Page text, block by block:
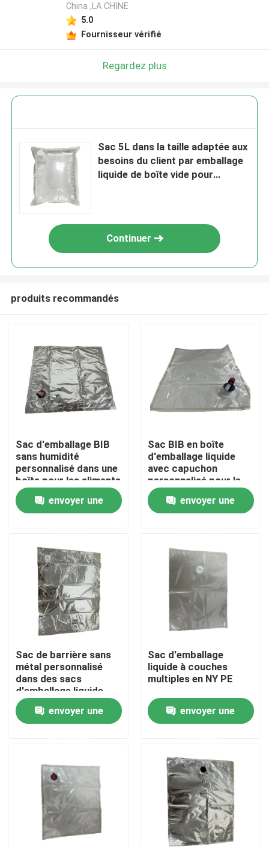
Maison
Au sujet de nous
Visite d'usine
Contrôle de qualité
Contactez-nous
Nouvelles
Poches d'emballage alimentaire
Pochette d'emballage de bec
China ,LA CHINE
5.0
Fournisseur vérifié
Regardez plus
Sac 5L dans la taille adaptée aux
besoins du client par emballage
liquide de boîte vide pour
Continuer
produits recommandés
Sac d'emballage BIB
sans humidité
personnalisé dans une
boîte pour les aliments
liquides
envoyer une
Sac BIB en boîte
d'emballage liquide
avec capuchon
personnalisé pour le
jus liquide et le lait
envoyer une
Sac de barrière sans
métal personnalisé
dans des sacs
d'emballage liquide
envoyer une
Sac d'emballage
liquide à couches
multiples en NY PE
envoyer une